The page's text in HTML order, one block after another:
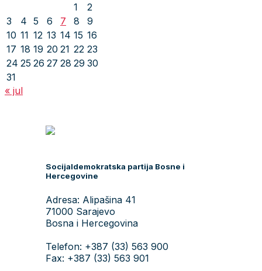
1
2
3
4 5 6 7 8
9
10 11 12 13 14 15 16
17 18 19 20 21 22 23
24 25 26 27 28 29 30
31
« jul
Socijaldemokratska partija Bosne i
Hercegovine
Adresa: Alipašina 41
71000 Sarajevo
Bosna i Hercegovina
Telefon: +387 (33) 563 900
Fax: +387 (33) 563 901